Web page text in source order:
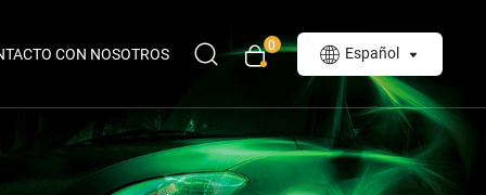
CON NOSOTROS 0 Español